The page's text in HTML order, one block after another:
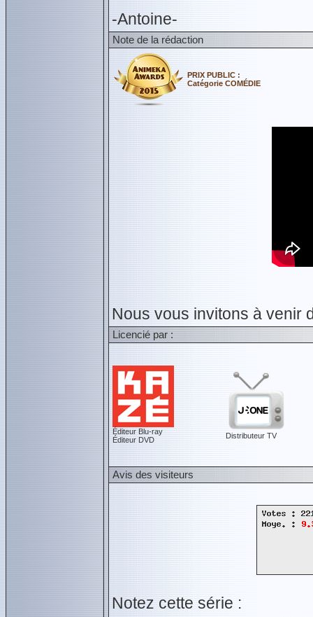
-Antoine-
Note de la rédaction
PRIX PUBLIC :
Catégorie COMÉDIE
Nous vous invitons à venir
Licencié par :
Éditeur Blu-ray
Éditeur DVD
Distributeur TV
Avis des visiteurs
Notez cette série :